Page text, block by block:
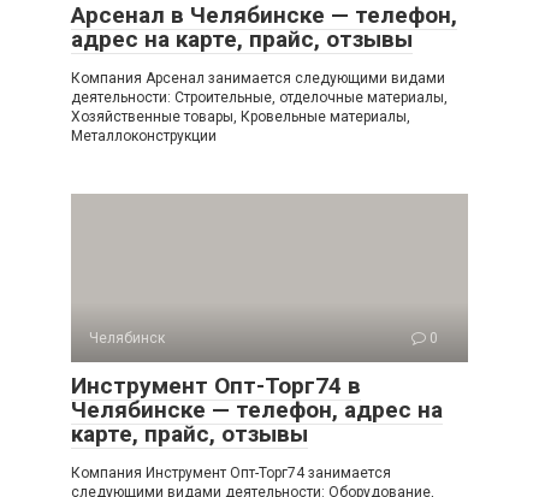
Арсенал в Челябинске — телефон,
адрес на карте, прайс, отзывы
Компания Арсенал занимается следующими видами
деятельности: Строительные, отделочные материалы,
Хозяйственные товары, Кровельные материалы,
Металлоконструкции
Челябинск 0
Инструмент Опт-Торг74 в
Челябинске — телефон, адрес на
карте, прайс, отзывы
Компания Инструмент Опт-Торг74 занимается
следующими видами деятельности: Оборудование,